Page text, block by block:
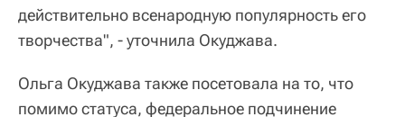
действительно всенародную популярность его
творчества", - уточнила Окуджава.
Ольга Окуджава также посетовала на то, что
помимо статуса, федеральное подчинение